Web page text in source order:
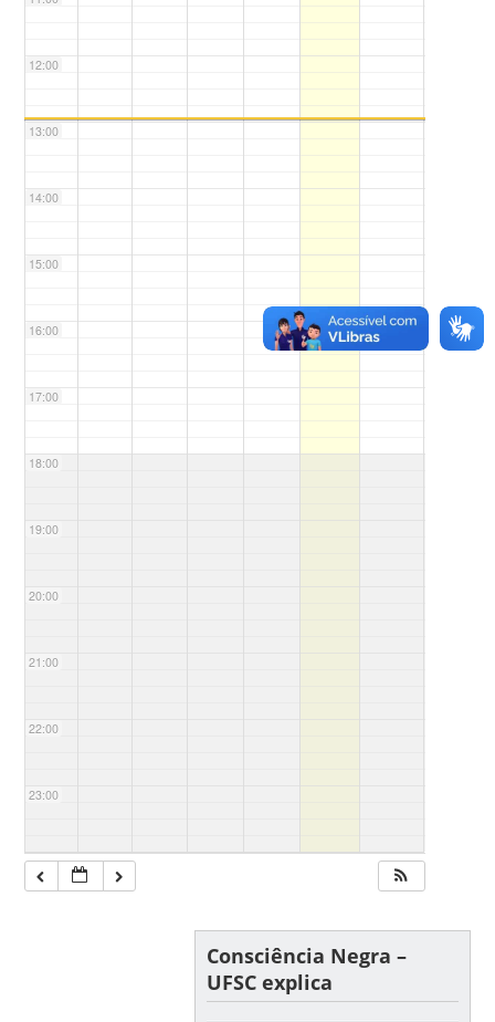
12:00
13:00
14:00
15:00
16:00
17:00
18:00
19:00
20:00
21:00
22:00
23:00
Consciência Negra –
UFSC explica